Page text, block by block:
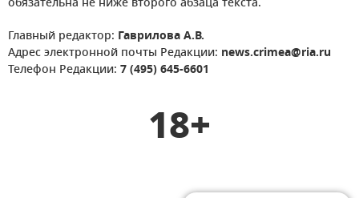
обязательна не ниже второго абзаца текста.
Главный редактор: Гаврилова А.В.
Адрес электронной почты Редакции: news.crimea@ria.ru
Телефон Редакции: 7 (495) 645-6601
18+